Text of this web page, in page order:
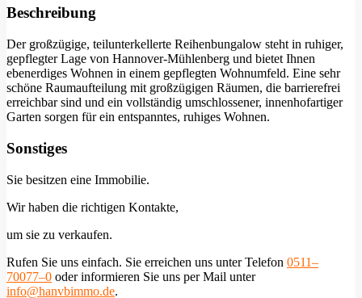
Beschreibung
Der großzügige, teilunterkellerte Reihenbungalow steht in ruhiger,
gepflegter Lage von Hannover-Mühlenberg und bietet Ihnen
ebenerdiges Wohnen in einem gepflegten Wohnumfeld. Eine sehr
schöne Raumaufteilung mit großzügigen Räumen, die barrierefrei
erreichbar sind und ein vollständig umschlossener, innenhofartiger
Garten sorgen für ein entspanntes, ruhiges Wohnen.
Sonstiges
Sie besitzen eine Immobilie.
Wir haben die richtigen Kontakte,
um sie zu verkaufen.
Rufen Sie uns einfach. Sie erreichen uns unter Telefon 0511–
70077–0 oder informieren Sie uns per Mail unter
info@hanvbimmo.de.